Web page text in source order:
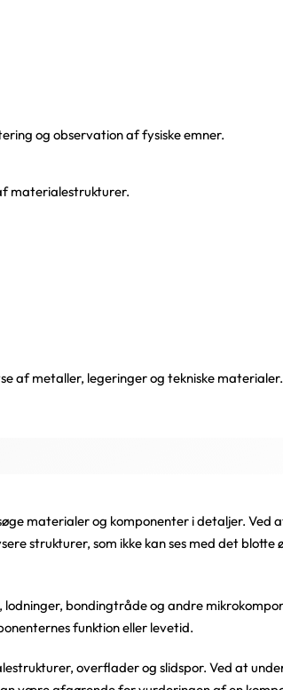
og observation af fysiske emner.
materialestrukturer.
af metaller, legeringer og tekniske materialer.
materialer og komponenter i detaljer.
strukturer, som ikke kan ses med det blotte
bondingtråde og andre
funktion eller levetid.
overflader og slidspor. Ved at